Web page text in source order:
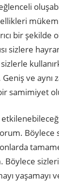
bir
sizlere
ve aynı
samimiyet
Böylece
Böylece
yaşamayı